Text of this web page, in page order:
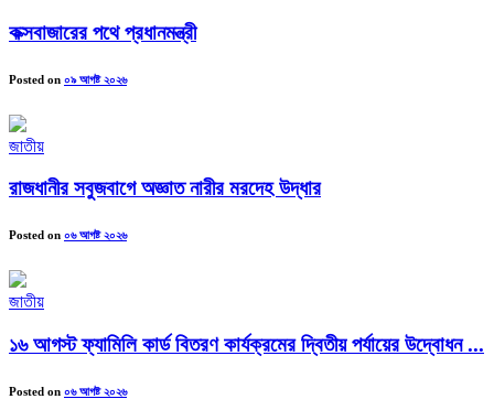
কক্সবাজারের পথে প্রধানমন্ত্রী
Posted on ০৯ আগষ্ট ২০২৬
জাতীয়
রাজধানীর সবুজবাগে অজ্ঞাত নারীর মরদেহ উদ্ধার
Posted on ০৬ আগষ্ট ২০২৬
জাতীয়
১৬ আগস্ট ফ্যামিলি কার্ড বিতরণ কার্যক্রমের দ্বিতীয় পর্যায়ের উদ্বোধন ...
Posted on ০৬ আগষ্ট ২০২৬